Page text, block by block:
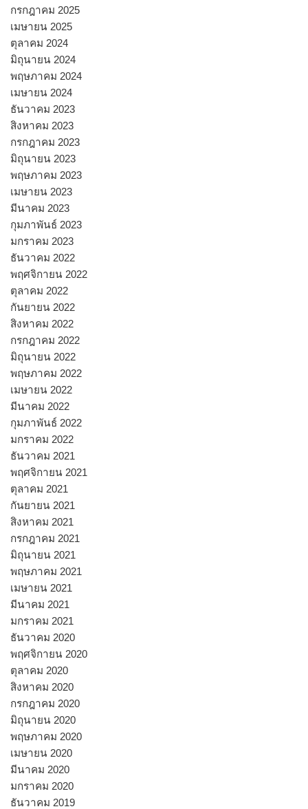
กรกฎาคม 2025
เมษายน 2025
ตุลาคม 2024
มิถุนายน 2024
พฤษภาคม 2024
เมษายน 2024
ธันวาคม 2023
สิงหาคม 2023
กรกฎาคม 2023
มิถุนายน 2023
พฤษภาคม 2023
เมษายน 2023
มีนาคม 2023
กุมภาพันธ์ 2023
มกราคม 2023
ธันวาคม 2022
พฤศจิกายน 2022
ตุลาคม 2022
กันยายน 2022
สิงหาคม 2022
กรกฎาคม 2022
มิถุนายน 2022
พฤษภาคม 2022
เมษายน 2022
มีนาคม 2022
กุมภาพันธ์ 2022
มกราคม 2022
ธันวาคม 2021
พฤศจิกายน 2021
ตุลาคม 2021
กันยายน 2021
สิงหาคม 2021
กรกฎาคม 2021
มิถุนายน 2021
พฤษภาคม 2021
เมษายน 2021
มีนาคม 2021
มกราคม 2021
ธันวาคม 2020
พฤศจิกายน 2020
ตุลาคม 2020
สิงหาคม 2020
กรกฎาคม 2020
มิถุนายน 2020
พฤษภาคม 2020
เมษายน 2020
มีนาคม 2020
มกราคม 2020
ธันวาคม 2019